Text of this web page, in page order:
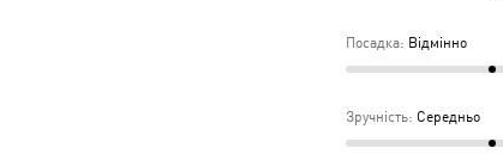
Посадка: Відмінно
Зручність: Середньо